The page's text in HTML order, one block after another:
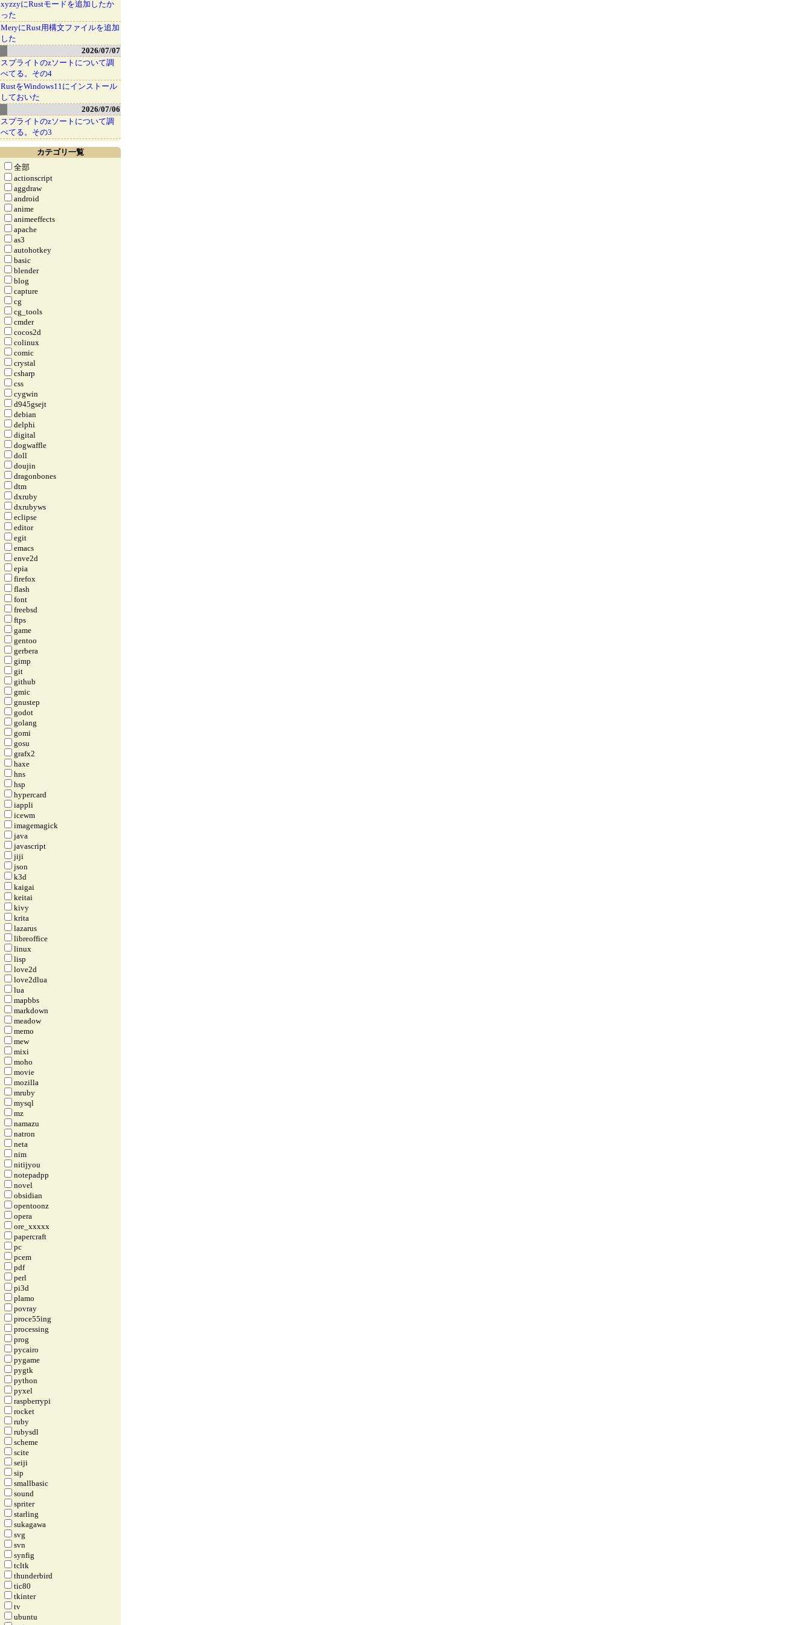
xyzzyにRustモードを追加したか
った
MeryにRust用構文ファイルを追加
した
2026/07/07
スプライトのzソートについて調
べてる。その4
RustをWindows11にインストール
しておいた
2026/07/06
スプライトのzソートについて調
べてる。その3
カテゴリ一覧
全部
actionscript
aggdraw
android
anime
animeeffects
apache
as3
autohotkey
basic
blender
blog
capture
cg
cg_tools
cmder
cocos2d
colinux
comic
crystal
csharp
css
cygwin
d945gsejt
debian
delphi
digital
dogwaffle
doll
doujin
dragonbones
dtm
dxruby
dxrubyws
eclipse
editor
egit
emacs
enve2d
epia
firefox
flash
font
freebsd
ftps
game
gentoo
gerbera
gimp
git
github
gmic
gnustep
godot
golang
gomi
gosu
grafx2
haxe
hns
hsp
hypercard
iappli
icewm
imagemagick
java
javascript
jiji
json
k3d
kaigai
keitai
kivy
krita
lazarus
libreoffice
linux
lisp
love2d
love2dlua
lua
mapbbs
markdown
meadow
memo
mew
mixi
moho
movie
mozilla
mruby
mysql
mz
namazu
natron
neta
nim
nitijyou
notepadpp
novel
obsidian
opentoonz
opera
ore_xxxxx
papercraft
pc
pcem
pdf
perl
pi3d
plamo
povray
proce55ing
processing
prog
pycairo
pygame
pygtk
python
pyxel
raspberrypi
rocket
ruby
rubysdl
scheme
scite
seiji
sip
smallbasic
sound
spriter
starling
sukagawa
svg
svn
synfig
tcltk
thunderbird
tic80
tkinter
tv
ubuntu